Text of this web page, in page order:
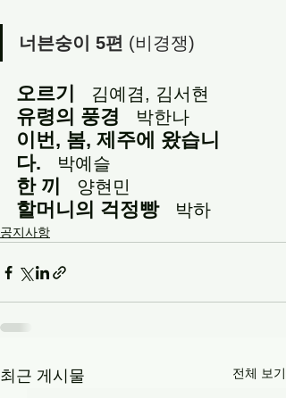
너븐숭이 5편 (비경쟁)
오르기 김예겸, 김서현
유령의 풍경 박한나
이번, 봄, 제주에 왔습니
다.
박예슬
한 끼 양현민
할머니의 걱정빵 박하
공지사항
최근 게시물 전체 보기